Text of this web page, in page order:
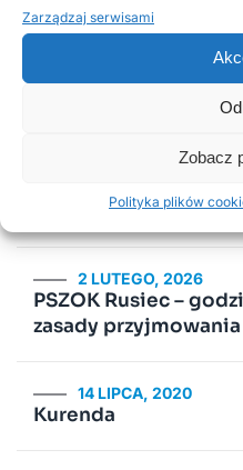
Zarządzaj serwisami
Zobacz
Polityka plików
Poprzednie
Popularne
18 LISTOPADA, 2025
komunalnych w
2 LUTEGO, 2026
PSZOK Rusiec –
zasady
14 LIPCA, 2020
Kurenda